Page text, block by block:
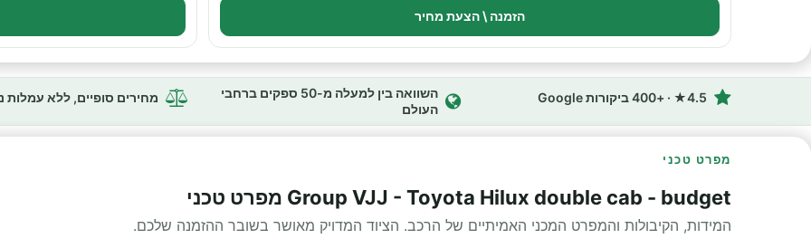
הזמנה \ הצעת מחיר
4.5★ · +400 ביקורות Google
השוואה בין למעלה מ-50 ספקים ברחבי
העולם
מחירים סופיים, ללא עמלות
מפרט טכני
Group VJJ - Toyota Hilux double cab - budget מפרט טכני
המידות, הקיבולות והמפרט המכני האמיתיים של הרכב. הציוד המדויק מאושר בשובר ההזמנה שלכם.